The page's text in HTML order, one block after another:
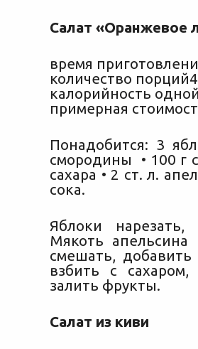
Салат «Оранжевое
время
количество порций4
калорийность
примерная
Понадобится: 3
смородины • 100 г
сахара • 2 ст. л.
сока.
Яблоки
Мякоть
смешать,
взбить с
залить фрукты.
Салат из киви